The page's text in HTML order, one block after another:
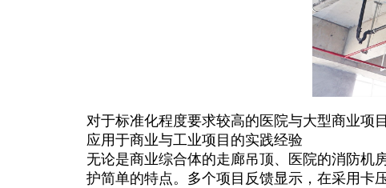
对于标准化程度要求较高的医院与大型商业项
应用于商业与工业项目的实践经验
无论是商业综合体的走廊吊顶、医院的消防机
护简单的特点。多个项目反馈显示，在采用卡